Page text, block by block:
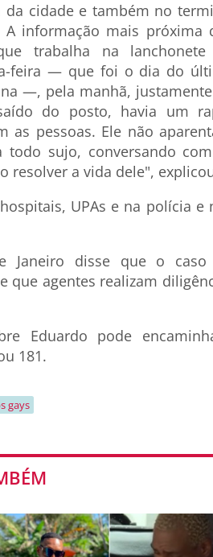
da cidade e também no
informação mais próxima
trabalha na lanchonete
feira — que foi o dia do
—, pela manhã,
do posto, havia um
as pessoas. Ele não
sujo, conversando
resolver a vida dele",
UPAs e na polícia e
Janeiro disse que o caso
que agentes realizam
Eduardo pode
181.
gays